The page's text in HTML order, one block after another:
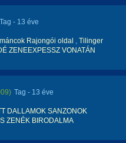
Tag - 13 éve
Rajongói oldal , Tilinger
ZENEEXPESSZ VONATÁN
Tag - 13 éve
DALLAMOK SANZONOK
ZENÉK BIRODALMA